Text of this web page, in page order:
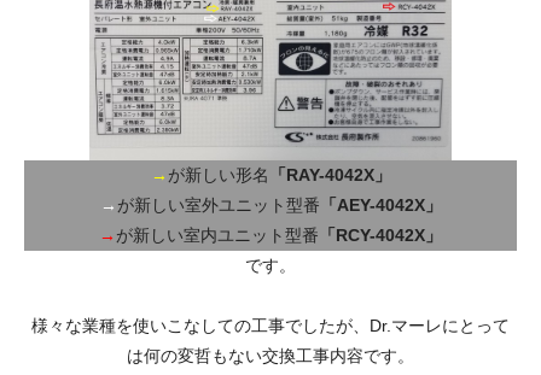
→ が新しい形名 「RAY-4042X」
→ が新しい室外ユニット型番 「AEY-4042X」
→ が新しい室内ユニット型番 「RCY-4042X」
です。
様々な業種を使いこなしての工事でしたが、Dr.マーレにとって
は何の変哲もない交換工事内容です。